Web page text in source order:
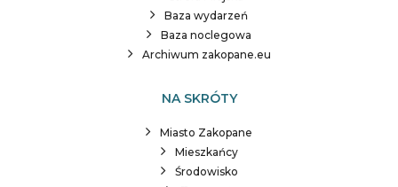
Baza wydarzeń
Baza noclegowa
Archiwum zakopane.eu
NA SKRÓTY
Miasto Zakopane
Mieszkańcy
Środowisko